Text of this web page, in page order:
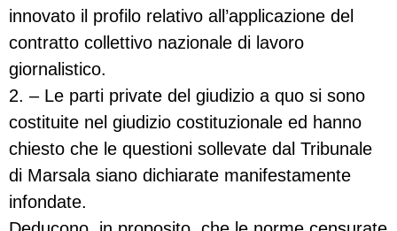
innovato il profilo relativo all’applicazione del
contratto collettivo nazionale di lavoro
giornalistico.
2. – Le parti private del giudizio a quo si sono
costituite nel giudizio costituzionale ed hanno
chiesto che le questioni sollevate dal Tribunale
di Marsala siano dichiarate manifestamente
infondate.